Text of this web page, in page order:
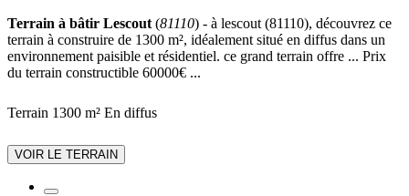
Terrain à bâtir Lescout (81110) - à lescout (81110), découvrez ce
terrain à construire de 1300 m², idéalement situé en diffus dans un
environnement paisible et résidentiel. ce grand terrain offre ... Prix
du terrain constructible 60000€ ...
Terrain 1300 m² En diffus
VOIR LE TERRAIN